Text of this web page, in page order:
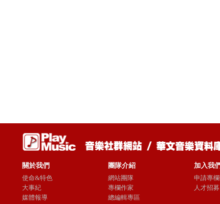
關於我們
使命&特色
大事紀
媒體報導
團隊介紹
網站團隊
專欄作家
總編輯專區
加入我
申請專
人才招募